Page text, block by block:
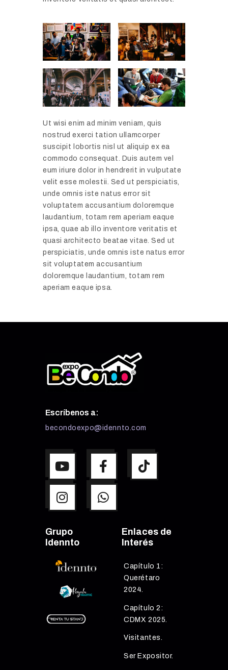
Ut wisi enim ad minim veniam, quis
nostrud exerci tation ullamcorper
suscipit lobortis nisl ut aliquip ex ea
commodo consequat. Duis autem vel
eum iriure dolor in hendrerit in vulputate
velit esse molestii. Sed ut perspiciatis,
unde omnis iste natus error sit
voluptatem accusantium doloremque
laudantium, totam rem aperiam eaque
ipsa, quae ab illo inventore veritatis et
quasi architecto beatae vitae. Sed ut
perspiciatis, unde omnis iste natus error
sit voluptatem accusantium
doloremque laudantium, totam rem
aperiam eaque ipsa.
Escríbenos a:
becondoexpo@idennto.com
Grupo
Idennto
Enlaces de
Interés
Capítulo 1:
Querétaro
2024.
Capítulo 2:
CDMX 2025.
Visitantes.
Ser Expositor.